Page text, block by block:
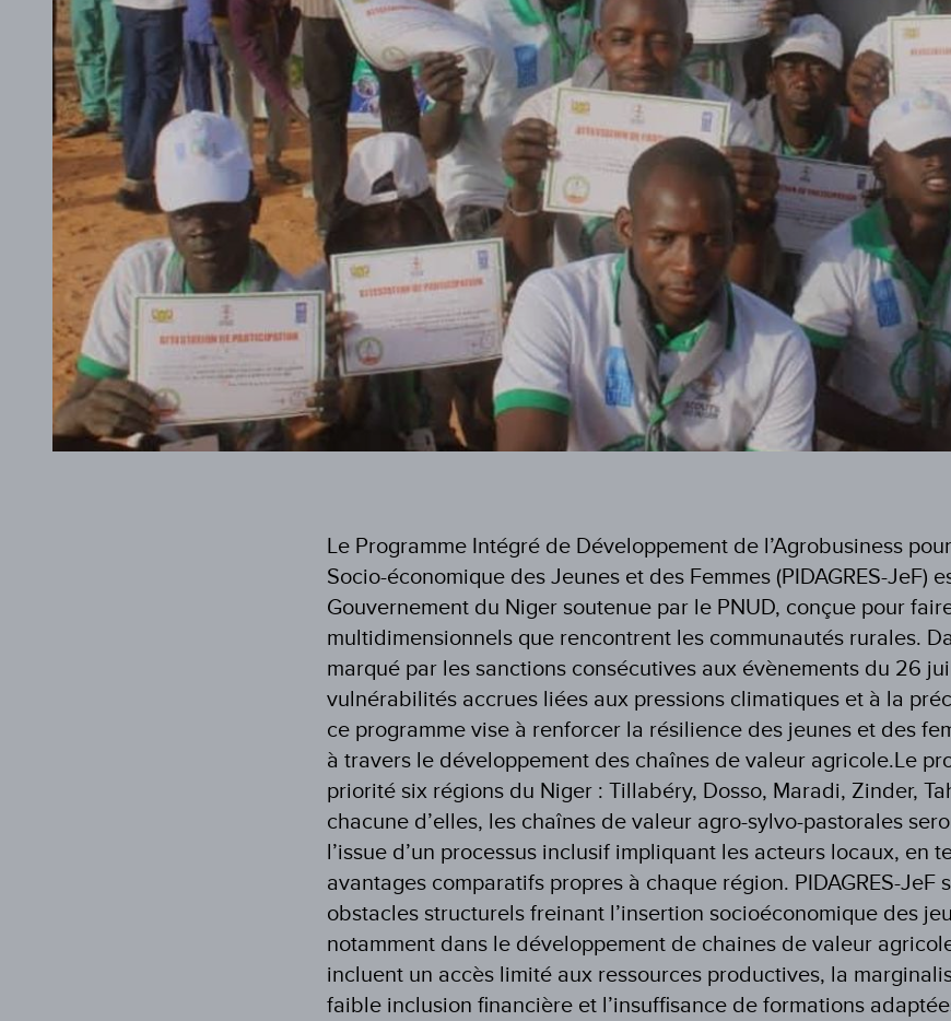
Le Programme Intégré de Développement de l’Agrobusiness
Socio-économique des Jeunes et des Femmes (PIDAGRES-JeF)
Gouvernement du Niger soutenue par le PNUD, conçue pour
multidimensionnels que rencontrent les communautés rurales.
marqué par les sanctions consécutives aux évènements du 26
vulnérabilités accrues liées aux pressions climatiques et à la
ce programme vise à renforcer la résilience des jeunes et des
à travers le développement des chaînes de valeur agricole.Le
priorité six régions du Niger : Tillabéry, Dosso, Maradi, Zinder,
chacune d’elles, les chaînes de valeur agro-sylvo-pastorales
l’issue d’un processus inclusif impliquant les acteurs locaux, en
avantages comparatifs propres à chaque région. PIDAGRES-JeF
obstacles structurels freinant l’insertion socioéconomique des
notamment dans le développement de chaines de valeur
incluent un accès limité aux ressources productives, la
faible inclusion financière et l’insuffisance de formations